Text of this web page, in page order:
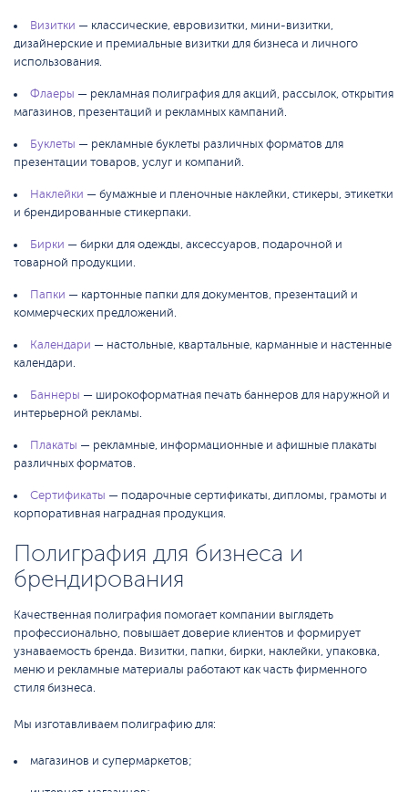
Визитки — классические, евровизитки, мини-визитки,
дизайнерские и премиальные визитки для бизнеса и личного
использования.
Флаеры — рекламная полиграфия для акций, рассылок, открытия
магазинов, презентаций и рекламных кампаний.
Буклеты — рекламные буклеты различных форматов для
презентации товаров, услуг и компаний.
Наклейки — бумажные и пленочные наклейки, стикеры, этикетки
и брендированные стикерпаки.
Бирки — бирки для одежды, аксессуаров, подарочной и
товарной продукции.
Папки — картонные папки для документов, презентаций и
коммерческих предложений.
Календари — настольные, квартальные, карманные и настенные
календари.
Баннеры — широкоформатная печать баннеров для наружной и
интерьерной рекламы.
Плакаты — рекламные, информационные и афишные плакаты
различных форматов.
Сертификаты — подарочные сертификаты, дипломы, грамоты и
корпоративная наградная продукция.
Полиграфия для бизнеса и
брендирования
Качественная полиграфия помогает компании выглядеть
профессионально, повышает доверие клиентов и формирует
узнаваемость бренда. Визитки, папки, бирки, наклейки, упаковка,
меню и рекламные материалы работают как часть фирменного
стиля бизнеса.
Мы изготавливаем полиграфию для:
магазинов и супермаркетов;